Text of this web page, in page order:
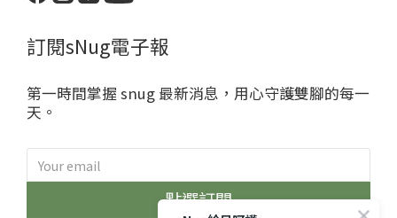
訂閱sNug電子報
第一時間掌握 snug 最新消息，用心守護雙腳的每一
天。
點選訂閱